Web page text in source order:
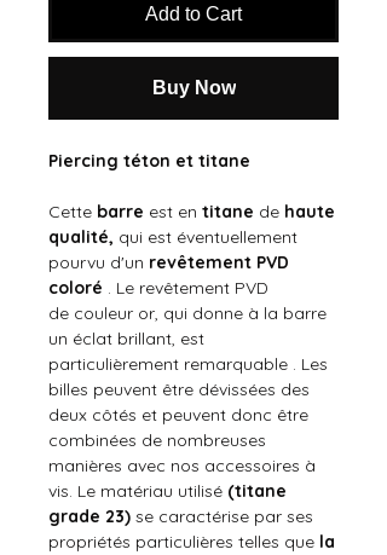
Add to Cart
Buy Now
Piercing téton et titane
Cette barre est en titane de haute
qualité, qui est éventuellement
pourvu d'un revêtement PVD
coloré . Le revêtement PVD
de couleur or, qui donne à la barre
un éclat brillant, est
particulièrement remarquable . Les
billes peuvent être dévissées des
deux côtés et peuvent donc être
combinées de nombreuses
manières avec nos accessoires à
vis. Le matériau utilisé (titane
grade 23) se caractérise par ses
propriétés particulières telles que la